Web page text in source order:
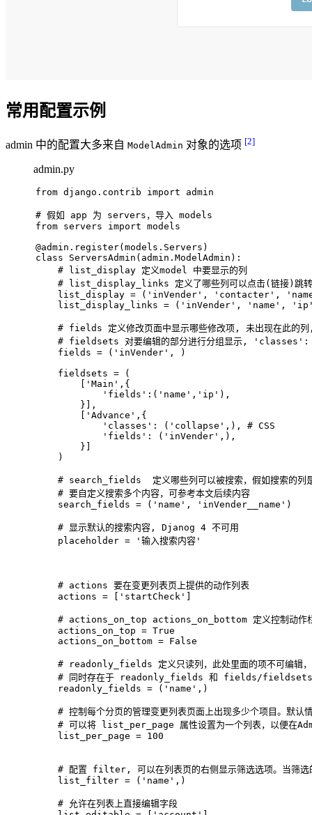
常用配置示例
admin 中的配置大多来自 ModelAdmin 对象的选项 [2]
admin.py
from django.contrib import admin
# 假如 app 为 servers，导入 models
from servers import models
@admin.register(models.Servers)
class ServersAdmin(admin.ModelAdmin):
    # list_display 定义model 中要显示的列
# list_display_links 定义了哪些列可以点击(链接)跳转
list_display = ('inVender', 'contacter',
list_display_links = ('inVender', 'name',
# fields 定义修改页面中显示哪些修改项, 未出现在此的列
# fieldsets 对要编辑的部分进行分组显示,
    fields = ('inVender', )
    fieldsets = (
        ['Main',{
            'fields':('name','ip'),
        }],
        ['Advance',{
            'classes': ('collapse',), # CSS
            'fields': ('inVender',),
        }]
    )
# search_fields  定义哪些列可以被搜索，假如搜索的列
    # 要自定义搜索多个内容，可参考本文后续内容
    search_fields = ('name', 'inVender__name')
    # 显示默认的搜索内容, Djanog 4 不可用
    placeholder = '输入搜索内容'
    # actions 要在变更列表页上提供的动作列表
    actions = ['startCheck']
# actions_on_top actions_on_bottom 定义控制动作栏
    actions_on_top = True
    actions_on_bottom = False
# readonly_fields 定义只读列，此处里面的项不可编辑，
# 同时存在于 readonly_fields 和 fields/fieldsets
    readonly_fields = ('name',)
# 控制每个分页的管理变更列表页面上出现多少个项目。默认
# 可以将 list_per_page 属性设置为一个列表，以便在
    list_per_page = 100
# 配置 filter, 可以在列表页的右侧显示筛选选项。当筛选
    list_filter = ('name',)
    # 允许在列表上直接编辑字段